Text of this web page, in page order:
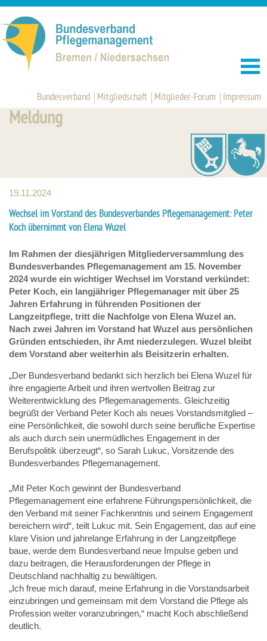
Bundesverband Mitgliedschaft Mitglieder-Forum Impressum
Meldung
19.11.2024
Wechsel im Vorstand des Bundesverbandes Pflegemanagement: Peter
Koch übernimmt von Elena Wuzel
Im Rahmen der diesjährigen Mitgliederversammlung des
Bundesverbandes Pflegemanagement am 15. November
2024 wurde ein wichtiger Wechsel im Vorstand verkündet:
Peter Koch, ein langjähriger Pflegemanager mit über 25
Jahren Erfahrung in führenden Positionen der
Langzeitpflege, tritt die Nachfolge von Elena Wuzel an.
Nach zwei Jahren im Vorstand hat Wuzel aus persönlichen
Gründen entschieden, ihr Amt niederzulegen. Wuzel bleibt
dem Vorstand aber weiterhin als Beisitzerin erhalten.
„Der Bundesverband bedankt sich herzlich bei Elena Wuzel für
ihre engagierte Arbeit und ihren wertvollen Beitrag zur
Weiterentwicklung des Pflegemanagements. Gleichzeitig
begrüßt der Verband Peter Koch als neues Vorstandsmitglied –
eine Persönlichkeit, die sowohl durch seine berufliche Expertise
als auch durch sein unermüdliches Engagement in der
Berufspolitik überzeugt“, so Sarah Lukuc, Vorsitzende des
Bundesverbandes Pflegemanagement.
„Mit Peter Koch gewinnt der Bundesverband
Pflegemanagement eine erfahrene Führungspersönlichkeit, die
den Verband mit seiner Fachkenntnis und seinem Engagement
bereichern wird“, teilt Lukuc mit. Sein Engagement, das auf eine
klare Vision und jahrelange Erfahrung in der Langzeitpflege
baue, werde dem Bundesverband neue Impulse geben und
dazu beitragen, die Herausforderungen der Pflege in
Deutschland nachhaltig zu bewältigen.
„Ich freue mich darauf, meine Erfahrung in die Vorstandsarbeit
einzubringen und gemeinsam mit dem Vorstand die Pflege als
Profession weiter voranzubringen,“ macht Koch abschließend
deutlich.